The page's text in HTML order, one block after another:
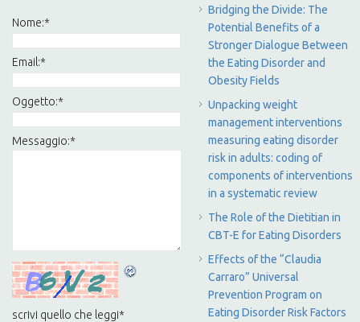
Nome:*
Email:*
Oggetto:*
Messaggio:*
scrivi quello che leggi*
Bridging the Divide: The
Potential Benefits of a
Stronger Dialogue Between
the Eating Disorder and
Obesity Fields
Unpacking weight
management interventions
measuring eating disorder
risk in adults: coding of
components of interventions
in a systematic review
The Role of the Dietitian in
CBT-E for Eating Disorders
Effects of the “Claudia
Carraro” Universal
Prevention Program on
Eating Disorder Risk Factors